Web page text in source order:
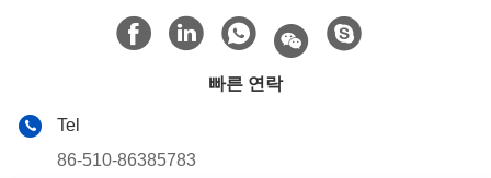
빠른 연락
Tel
86-510-86385783